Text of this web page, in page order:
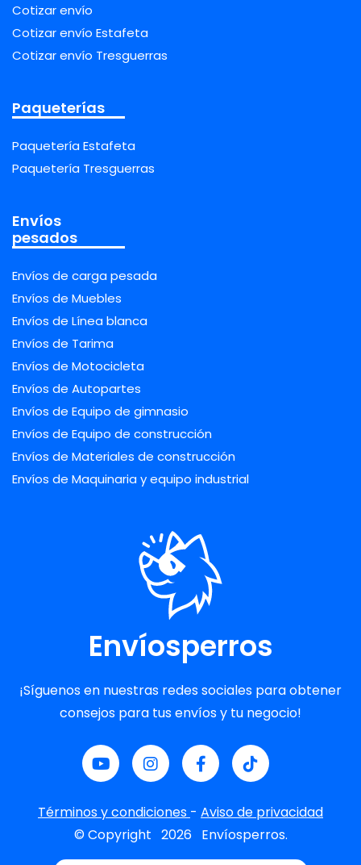
Cotizar envío
Cotizar envío Estafeta
Cotizar envío Tresguerras
Paqueterías
Paquetería Estafeta
Paquetería Tresguerras
Envíos
pesados
Envíos de carga pesada
Envíos de Muebles
Envíos de Línea blanca
Envíos de Tarima
Envíos de Motocicleta
Envíos de Autopartes
Envíos de Equipo de gimnasio
Envíos de Equipo de construcción
Envíos de Materiales de construcción
Envíos de Maquinaria y equipo industrial
Envíosperros
¡Síguenos en nuestras redes sociales para obtener
consejos para tus envíos y tu negocio!
Términos y condiciones - Aviso de privacidad
© Copyright 2026 Envíosperros.